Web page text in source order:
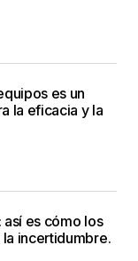
es un
la eficacia y la
es cómo los
incertidumbre.